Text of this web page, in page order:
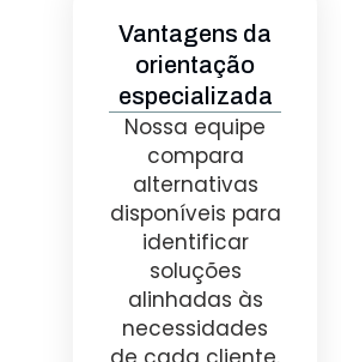
Vantagens da
orientação
especializada
Nossa equipe
compara
alternativas
disponíveis para
identificar
soluções
alinhadas às
necessidades